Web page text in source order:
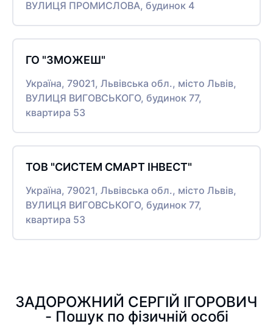
ВУЛИЦЯ ПРОМИСЛОВА, будинок 4
ГО "ЗМОЖЕШ"
Україна, 79021, Львівська обл., місто Львів,
ВУЛИЦЯ ВИГОВСЬКОГО, будинок 77,
квартира 53
ТОВ "СИСТЕМ СМАРТ ІНВЕСТ"
Україна, 79021, Львівська обл., місто Львів,
ВУЛИЦЯ ВИГОВСЬКОГО, будинок 77,
квартира 53
ЗАДОРОЖНИЙ СЕРГІЙ ІГОРОВИЧ
- Пошук по фізичній особі